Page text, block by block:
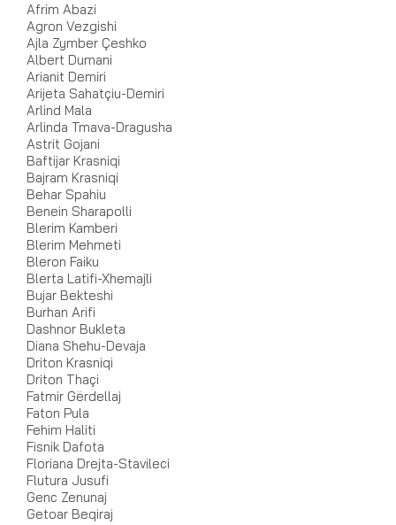
Afrim Abazi
Agron Vezgishi
Ajla Zymber Çeshko
Albert Dumani
Arianit Demiri
Arijeta Sahatçiu-Demiri
Arlind Mala
Arlinda Tmava-Dragusha
Astrit Gojani
Baftijar Krasniqi
Bajram Krasniqi
Behar Spahiu
Benein Sharapolli
Blerim Kamberi
Blerim Mehmeti
Bleron Faiku
Blerta Latifi-Xhemajli
Bujar Bekteshi
Burhan Arifi
Dashnor Bukleta
Diana Shehu-Devaja
Driton Krasniqi
Driton Thaçi
Fatmir Gërdellaj
Faton Pula
Fehim Haliti
Fisnik Dafota
Floriana Drejta-Stavileci
Flutura Jusufi
Genc Zenunaj
Getoar Beqiraj